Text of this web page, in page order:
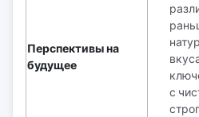
Перспективы на
будущее
с